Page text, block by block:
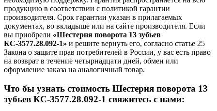
продукцию в соответствии с политикой гарантии
производителя. Срок гарантии указан в прилагаемых
документах, во вкладыше или на сайте производителя. Если
вы приобрели «Шестерня поворота 13 зубьев
КС-3577.28.092-1» и решите вернуть его, согласно статье 25
Закона о защите прав потребителей в России, у вас есть право
на возврат в течение четырнадцати дней, обмен или
оформление заказа на аналогичный товар.
Что бы узнать стоимость Шестерня поворота 13
зубьев КС-3577.28.092-1 свяжитесь с нами: